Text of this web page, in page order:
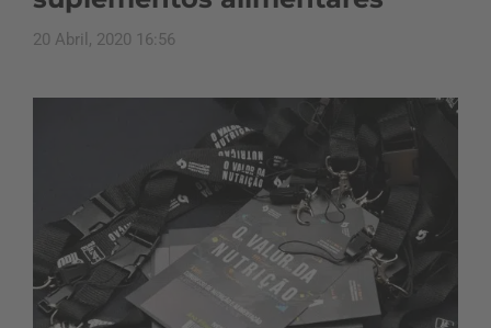
20 Abril, 2020 16:56